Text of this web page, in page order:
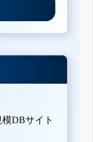
DBサイト